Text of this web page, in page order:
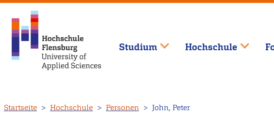
Studium Hochschule
Startseite Hochschule Personen John, Peter